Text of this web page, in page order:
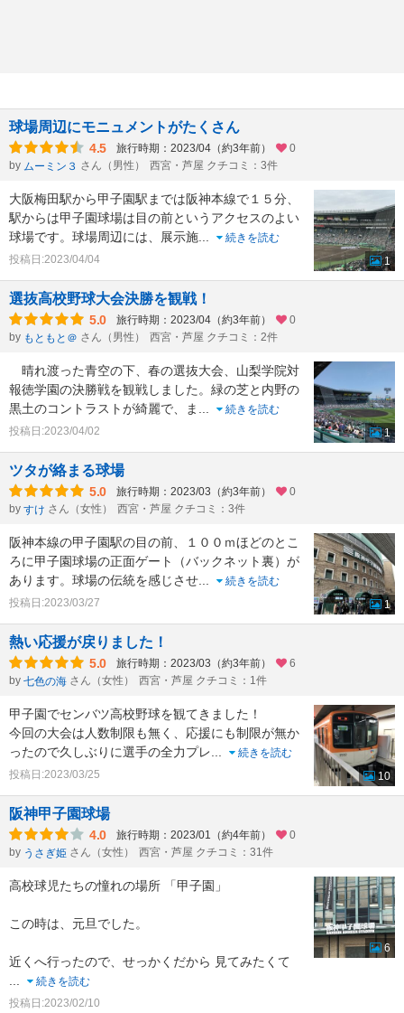
球場周辺にモニュメントがたくさん
4.5 旅行時期：2023/04（約3年前）
0
by ムーミン３ さん（男性） 西宮・芦屋 クチコミ：3件
大阪梅田駅から甲子園駅までは阪神本線で１５分、
駅からは甲子園球場は目の前というアクセスのよい
球場です。球場周辺には、展示施
続きを読む
投稿日:2023/04/04
1
選抜高校野球大会決勝を観戦！
5.0 旅行時期：2023/04（約3年前）
0
by もともと＠ さん（男性） 西宮・芦屋 クチコミ：2件
晴れ渡った青空の下、春の選抜大会、山梨学院対
報徳学園の決勝戦を観戦しました。緑の芝と内野の
黒土のコントラストが綺麗で、ま
続きを読む
投稿日:2023/04/02
1
ツタが絡まる球場
5.0 旅行時期：2023/03（約3年前）
0
by すけ さん（女性） 西宮・芦屋 クチコミ：3件
阪神本線の甲子園駅の目の前、１００ｍほどのとこ
ろに甲子園球場の正面ゲート（バックネット裏）が
あります。球場の伝統を感じさせ
続きを読む
投稿日:2023/03/27
1
熱い応援が戻りました！
5.0 旅行時期：2023/03（約3年前）
6
by 七色の海 さん（女性） 西宮・芦屋 クチコミ：1件
甲子園でセンバツ高校野球を観てきました！
今回の大会は人数制限も無く、応援にも制限が無か
ったので久しぶりに選手の全力プレ
続きを読む
投稿日:2023/03/25
10
阪神甲子園球場
4.0 旅行時期：2023/01（約4年前）
0
by うさぎ姫 さん（女性） 西宮・芦屋 クチコミ：31件
高校球児たちの憧れの場所 「甲子園」
この時は、元旦でした。
近くへ行ったので、せっかくだから 見てみたくて
続きを読む
投稿日:2023/02/10
6